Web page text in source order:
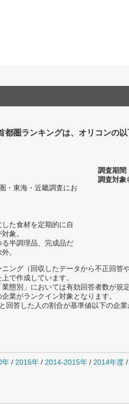
都圏ランキングは、オリコンの
・東海・近畿調査にお
た食材を定期的に自
象。
半調理品、完成品だ
。
調査期間
調査対象
ング（回収したデータから不正回答
で作成しています。
態別」においては有効回答者数が規
業がランクイン対象となります。
答した人の割合が基準値以下の企業
年 / 2016年 / 2014-2015年 / 2014年度 /